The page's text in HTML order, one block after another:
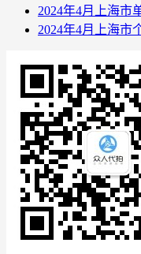
2024年4月上海市
2024年4月上海市